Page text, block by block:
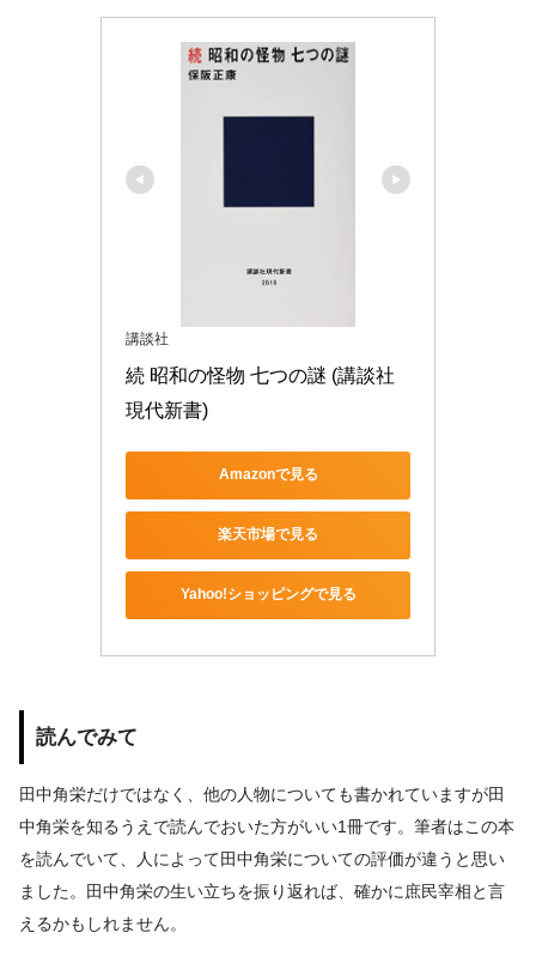
講談社
続 昭和の怪物 七つの謎 (講談社
現代新書)
Amazonで見る
楽天市場で見る
Yahoo!ショッピングで見る
読んでみて
田中角栄だけではなく、他の人物についても書かれていますが田
中角栄を知るうえで読んでおいた方がいい1冊です。筆者はこの本
を読んでいて、人によって田中角栄についての評価が違うと思い
ました。田中角栄の生い立ちを振り返れば、確かに庶民宰相と言
えるかもしれません。